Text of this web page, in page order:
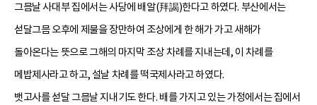
그믐날 사대부 집에서는 사당에 배알(拜謁)한다고 하였다. 부산에서는
섣달그믐 오후에 제물을 장만하여 조상에게 한 해가 가고 새해가
돌아온다는 뜻으로 그해의 마지막 조상 차례를 지내는데, 이 차례를
메밥제사라고 하고, 설날 차례를 떡국제사라고 하였다.
뱃고사를 섣달 그믐날 지내기도 한다. 배를 가지고 있는 가정에서는 집에서